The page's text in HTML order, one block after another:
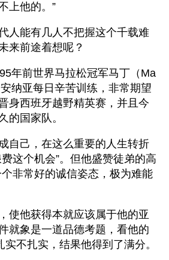
上他的。”
人能有几人不把握这个千载难
来前途着想呢？
年前世界马拉松冠军马丁（Ma
纳亚每日辛苦训练，非常期望
身西班牙越野精英赛，并且今
的国家队。
自己，在这么重要的人生转折
这个机会”。但他盛赞徒弟的高
非常好的诚信姿态，极为难能
使他获得本就应该属于他的亚
就象是一道品德考题，看他的
实不扎实，结果他得到了满分。